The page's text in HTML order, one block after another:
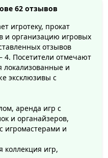
62 отзывов
игротеку, прокат
и организацию игровых
отзывов
Посетители отмечают
локализованные и
эксклюзивы с
аренда игр с
и органайзеров,
игромастерами и
игр,